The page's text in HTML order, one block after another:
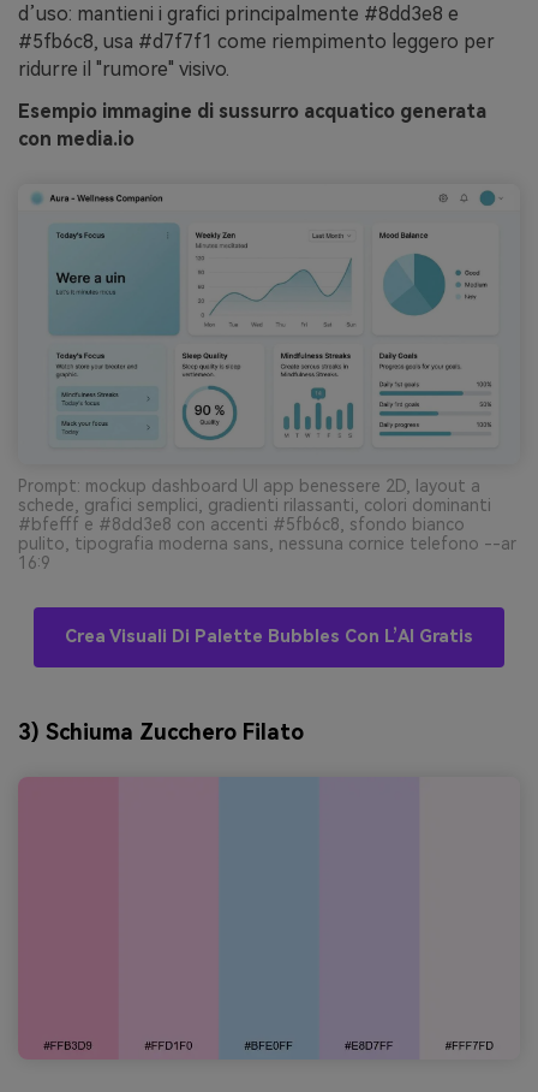
d’uso: mantieni i grafici principalmente #8dd3e8 e
#5fb6c8, usa #d7f7f1 come riempimento leggero per
ridurre il "rumore" visivo.
Esempio immagine di sussurro acquatico generata
con media.io
Prompt: mockup dashboard UI app benessere 2D, layout a
schede, grafici semplici, gradienti rilassanti, colori dominanti
#bfefff e #8dd3e8 con accenti #5fb6c8, sfondo bianco
pulito, tipografia moderna sans, nessuna cornice telefono --ar
16:9
Crea Visuali Di Palette Bubbles Con L’AI Gratis
3) Schiuma Zucchero Filato